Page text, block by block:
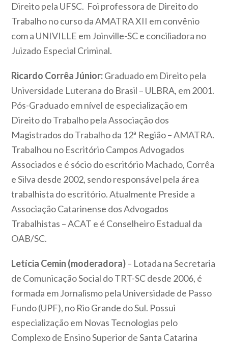
Direito pela UFSC. Foi professora de Direito do
Trabalho no curso da AMATRA XII em convênio
com a UNIVILLE em Joinville-SC e conciliadora no
Juizado Especial Criminal.
Ricardo Corrêa Júnior:Graduado em Direito pela
Universidade Luterana do Brasil – ULBRA, em 2001.
Pós-Graduado em nível de especialização em
Direito do Trabalho pela Associação dos
Magistrados do Trabalho da 12ª Região – AMATRA.
Trabalhou no Escritório Campos Advogados
Associados e é sócio do escritório Machado, Corrêa
e Silva desde 2002, sendo responsável pela área
trabalhista do escritório. Atualmente Preside a
Associação Catarinense dos Advogados
Trabalhistas – ACAT e é Conselheiro Estadual da
OAB/SC.
Letícia Cemin (moderadora)– Lotada na Secretaria
de Comunicação Social do TRT-SC desde 2006, é
formada em Jornalismo pela Universidade de Passo
Fundo (UPF), no Rio Grande do Sul. Possui
especialização em Novas Tecnologias pelo
Complexo de Ensino Superior de Santa Catarina